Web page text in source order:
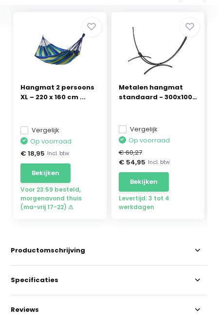
Hangmat 2 persoons
XL – 220 x 160 cm ...
Vergelijk
Op voorraad
€ 18,95 Incl. btw
Bekijken
Voor 23:59 besteld,
morgenavond thuis
(ma-vrij 17-22) ⚠
Metalen hangmat
standaard - 300x100
Vergelijk
Op voorraad
€ 60,27
€ 54,95 Incl. btw
Bekijken
Levertijd: 3 tot 4
werkdagen
Productomschrijving
Specificaties
Reviews